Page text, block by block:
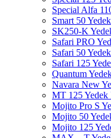
Special Alfa
Smart 50
SK250-K
Safari PRO
Safari 50
Safari 125
Quantum
Navara New
MT 125 Yedek
Mojito Pro S
Mojito 50
Mojito 125